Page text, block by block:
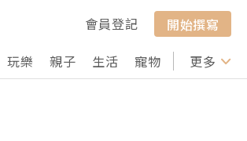
會員登記
開始撰寫
玩樂 親子 生活 寵物 行山 打卡
更多